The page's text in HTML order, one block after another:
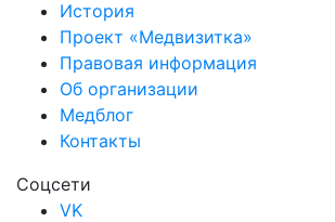
История
Проект «Медвизитка»
Правовая информация
Об организации
Медблог
Контакты
Соцсети
VK